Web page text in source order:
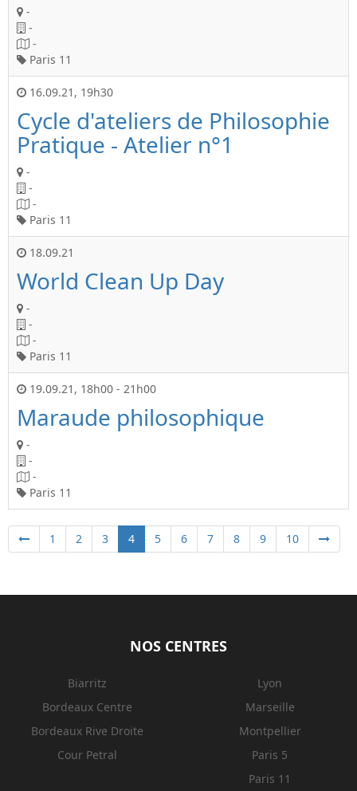
-
-
-
Paris 11
16.09.21 , 19h30
Cycle d'ateliers de Philosophie
Pratique - Atelier n°1
-
-
-
Paris 11
18.09.21
World Clean Up Day
-
-
-
Paris 11
19.09.21 , 18h00 - 21h00
Maraude philosophique
-
-
-
Paris 11
1 2 3 4 5 6 7 8 9 10
NOS CENTRES
Biarritz
Bordeaux Centre
Bordeaux Rive Droite
Cour Petral
Lyon
Marseille
Montpellier
Paris 5
Paris 11